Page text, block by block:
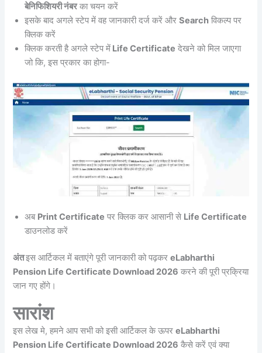
बेनिफिशियरी नंबरका चयन करें
इसके बाद अगले स्टेप में वह जानकारी दर्ज करें औरSearch विकल्प पर
क्लिक करें
क्लिक करती है अगले स्टेप में Life Certificate देखने को मिल जाएगा
जो कि, इस प्रकार का होगा-
अब Print Certificate पर क्लिक कर आसानी से Life Certificate
डाउनलोड करें
अंतइस आर्टिकल में बताएंगे पूरी जानकारी को पढ़करeLabharthi
Pension Life Certificate Download 2026 करने की पूरी प्रक्रिया
जान गए होंगे।
सारांश
इस लेख मे, हमने आप सभी को इसी आर्टिकल के ऊपरeLabharthi
Pension Life Certificate Download 2026 कैसे करें एवं क्या